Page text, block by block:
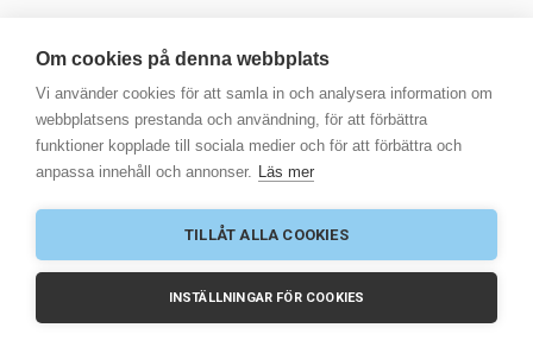
Om cookies på denna webbplats
Vi använder cookies för att samla in och analysera information om
webbplatsens prestanda och användning, för att förbättra
funktioner kopplade till sociala medier och för att förbättra och
anpassa innehåll och annonser. Läs mer
TILLÅT ALLA COOKIES
INSTÄLLNINGAR FÖR COOKIES